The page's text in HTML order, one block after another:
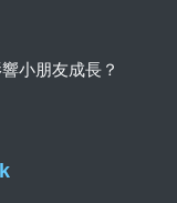
小朋友成長？